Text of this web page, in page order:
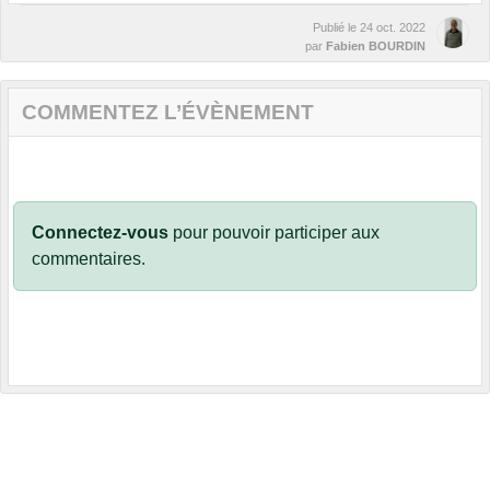
Publié le 24 oct. 2022
par Fabien BOURDIN
COMMENTEZ L’ÉVÈNEMENT
Connectez-vous pour pouvoir participer aux
commentaires.